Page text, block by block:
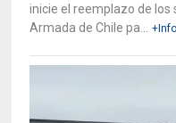
inicie el reemplazo de
Armada de Chile pa...
+Info